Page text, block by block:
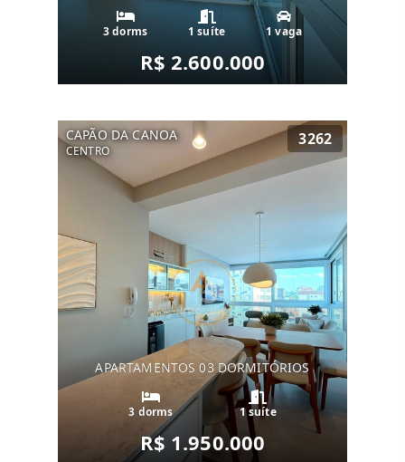
3 dorms 1 suíte 1 vaga
R$ 2.600.000
CAPÃO DA CANOA
CENTRO
3262
APARTAMENTOS 03 DORMITÓRIOS
3 dorms 1 suíte
R$ 1.950.000